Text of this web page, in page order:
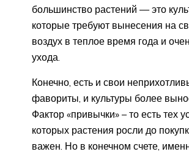
большинство растений — это
которые требуют вынесения на
воздух в теплое время года и
ухода.
Конечно, есть и свои
фавориты, и культуры более
Фактор «привычки» – то есть тех
которых растения росли до
важен. Но в конечном счете,